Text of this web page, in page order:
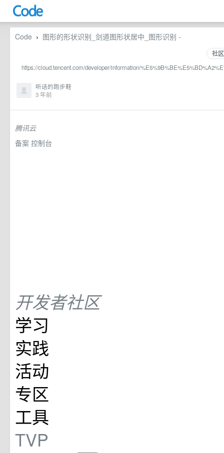
Code › 图形的形状识别_剑道图形状居中_图形识别 -
社
https://cloud.tencent.com/developer/information/
听话的跑步鞋
3 年前
腾讯云
备案 控制台
开发者社区
学习
实践
活动
专区
工具
TVP